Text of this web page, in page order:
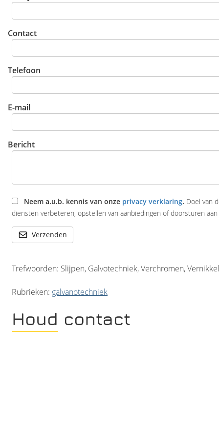
Contact
Telefoon
E-mail
Bericht
Neem a.u.b. kennis van onze privacy verklaring. Doel van
diensten verbeteren, opstellen van aanbiedingen of doorsturen
Verzenden
Trefwoorden: Slijpen, Galvotechniek, Verchromen,
Rubrieken: galvanotechniek
Houd contact